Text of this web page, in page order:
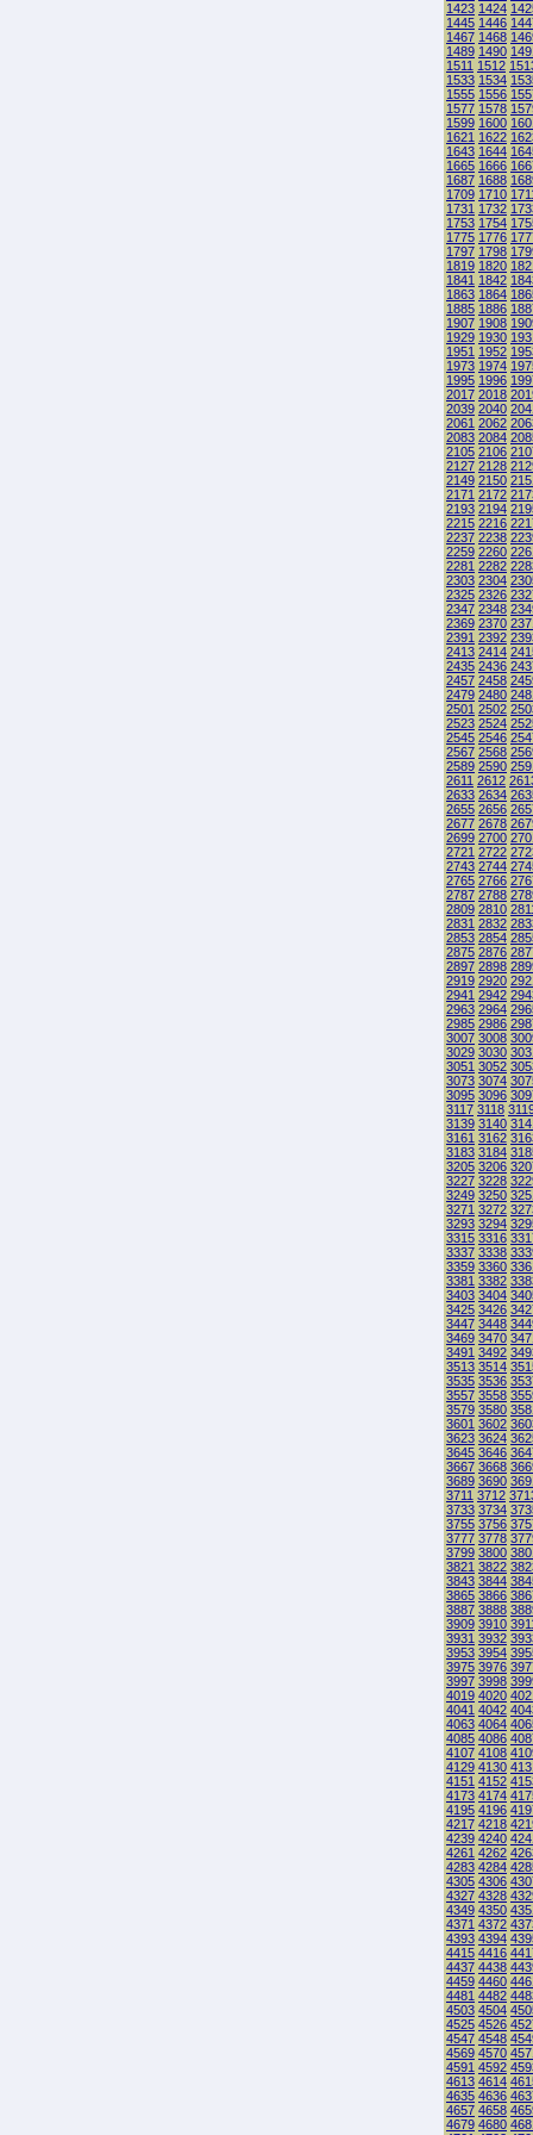
1423 1424
1445 1446
1467 1468
1489 1490
1511 1512
1533 1534
1555 1556
1577 1578
1599 1600
1621 1622
1643 1644
1665 1666
1687 1688
1709 1710
1731 1732
1753 1754
1775 1776
1797 1798
1819 1820
1841 1842
1863 1864
1885 1886
1907 1908
1929 1930
1951 1952
1973 1974
1995 1996
2017 2018
2039 2040
2061 2062
2083 2084
2105 2106
2127 2128
2149 2150
2171 2172
2193 2194
2215 2216
2237 2238
2259 2260
2281 2282
2303 2304
2325 2326
2347 2348
2369 2370
2391 2392
2413 2414
2435 2436
2457 2458
2479 2480
2501 2502
2523 2524
2545 2546
2567 2568
2589 2590
2611 2612
2633 2634
2655 2656
2677 2678
2699 2700
2721 2722
2743 2744
2765 2766
2787 2788
2809 2810
2831 2832
2853 2854
2875 2876
2897 2898
2919 2920
2941 2942
2963 2964
2985 2986
3007 3008
3029 3030
3051 3052
3073 3074
3095 3096
3117 3118
3139 3140
3161 3162
3183 3184
3205 3206
3227 3228
3249 3250
3271 3272
3293 3294
3315 3316
3337 3338
3359 3360
3381 3382
3403 3404
3425 3426
3447 3448
3469 3470
3491 3492
3513 3514
3535 3536
3557 3558
3579 3580
3601 3602
3623 3624
3645 3646
3667 3668
3689 3690
3711 3712
3733 3734
3755 3756
3777 3778
3799 3800
3821 3822
3843 3844
3865 3866
3887 3888
3909 3910
3931 3932
3953 3954
3975 3976
3997 3998
4019 4020
4041 4042
4063 4064
4085 4086
4107 4108
4129 4130
4151 4152
4173 4174
4195 4196
4217 4218
4239 4240
4261 4262
4283 4284
4305 4306
4327 4328
4349 4350
4371 4372
4393 4394
4415 4416
4437 4438
4459 4460
4481 4482
4503 4504
4525 4526
4547 4548
4569 4570
4591 4592
4613 4614
4635 4636
4657 4658
4679 4680